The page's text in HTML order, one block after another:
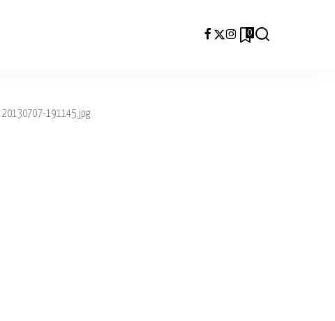
0
20130707-191145.jpg